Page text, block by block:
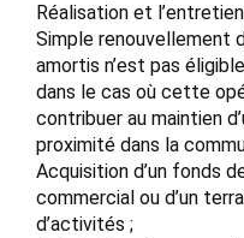
Réalisation et
Simple renouvellement
amortis n’est pas
dans le cas où cette
contribuer au maintien
proximité dans la
Acquisition d’un fonds
commercial ou d’un
d’activités ;